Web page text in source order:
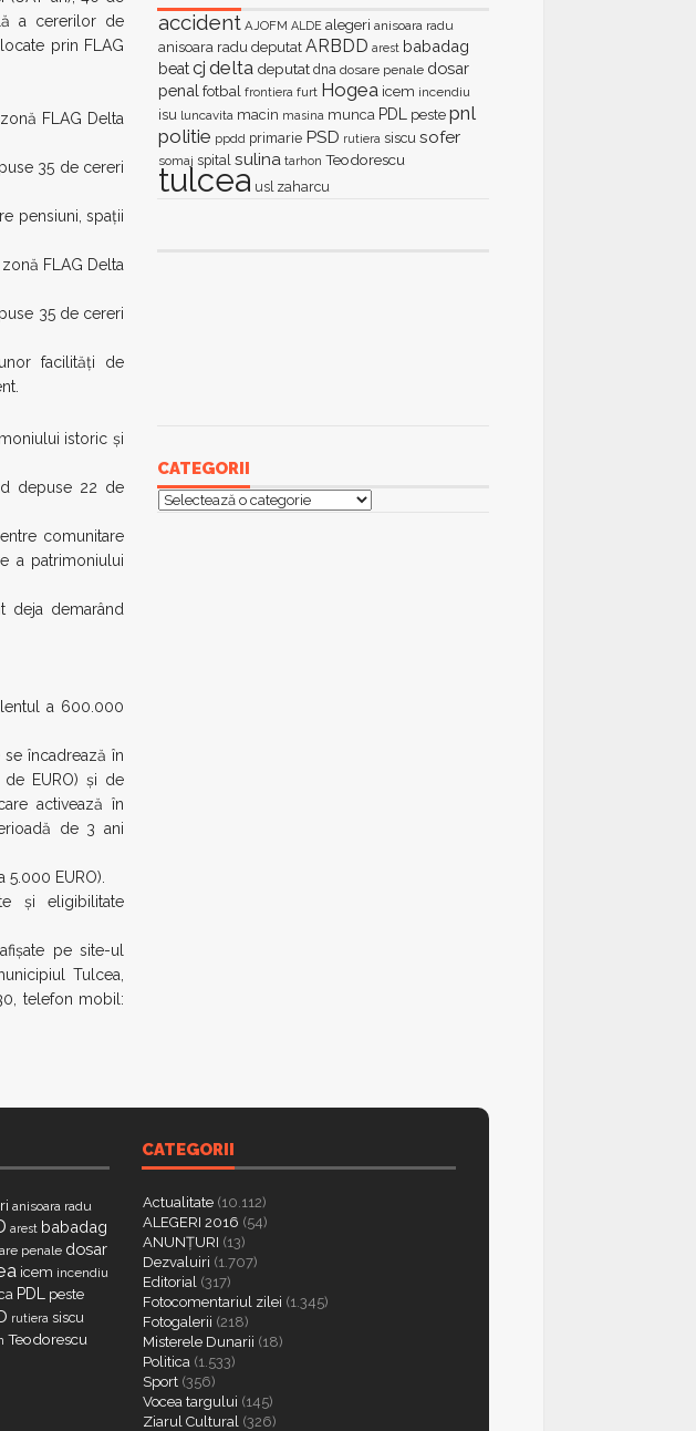
a cererilor de
prin FLAG
FLAG Delta
35 de cereri
pensiuni, spaţii
FLAG Delta
35 de cereri
facilități de
istoric și
depuse 22 de
comunitare
a patrimoniului
deja demarând
a 600.000
încadrează în
EURO) și de
activează în
de 3 ani
EURO).
și eligibilitate
pe site-ul
Tulcea,
telefon mobil:
accident AJOFM ALDE alegeri anisoara radu
anisoara radu deputat ARBDD arest babadag
beatcj delta deputat dna dosare penale dosar
penal fotbal frontiera furt Hogea icem incendiu
isu luncavita macin masina munca PDL peste pnl
politie ppdd primarie PSD rutiera siscu sofer
somaj spital sulina tarhon Teodorescu
tulcea usl zaharcu
CATEGORII
Categorii
anisoara radu
arest babadag
penale dosar
icem incendiu
PDL peste
rutiera siscu
Teodorescu
CATEGORII
Actualitate (10.112)
ALEGERI 2016 (54)
ANUNȚURI (13)
Dezvaluiri (1.707)
Editorial (317)
Fotocomentariul zilei (1.345)
Fotogalerii (218)
Misterele Dunarii (18)
Politica (1.533)
Sport (356)
Vocea targului (145)
Ziarul Cultural (326)